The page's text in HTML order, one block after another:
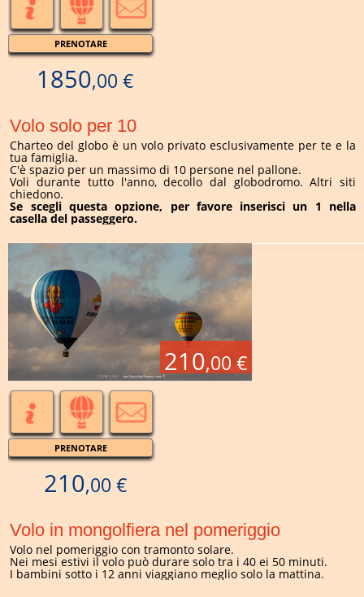
PRENOTARE
1850,00 €
Volo solo per 10
Charteo del globo è un volo privato esclusivamente per te e la
tua famiglia.
C'è spazio per un massimo di 10 persone nel pallone.
Voli durante tutto l'anno, decollo dal globodromo. Altri siti
chiedono.
Se scegli questa opzione, per favore inserisci un 1 nella
casella del passeggero.
210,00 €
PRENOTARE
210,00 €
Volo in mongolfiera nel pomeriggio
Volo nel pomeriggio con tramonto solare.
Nei mesi estivi il volo può durare solo tra i 40 ei 50 minuti.
I bambini sotto i 12 anni viaggiano meglio solo la mattina.